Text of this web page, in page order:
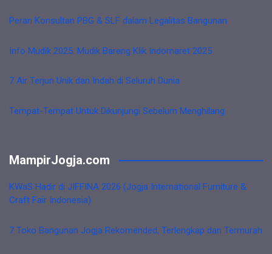
Peran Konsultan PBG & SLF dalam Legalitas Bangunan
Info Mudik 2025: Mudik Bareng Klik Indomaret 2025
7 Air Terjun Unik dan Indah di Seluruh Dunia
Tempat-Tempat Untuk Dikunjungi Sebelum Menghilang
MampirJogja.com
KWaS Hadir di JIFFINA 2026 (Jogja International Furniture &
Craft Fair Indonesia)
7 Toko Bangunan Jogja Rekomended, Terlengkap dan Termurah